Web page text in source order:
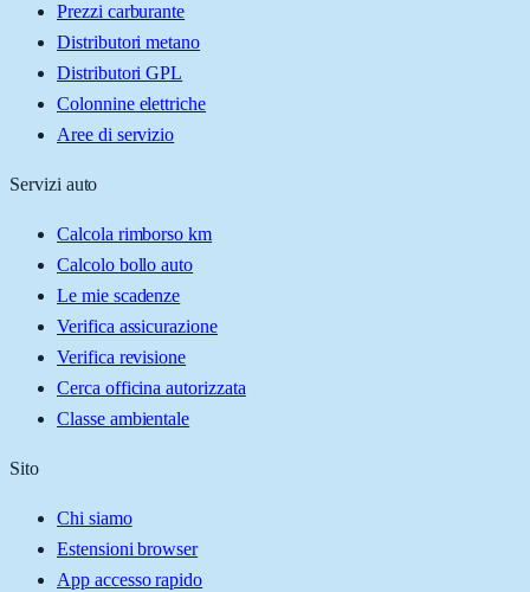
Prezzi carburante
Distributori metano
Distributori GPL
Colonnine elettriche
Aree di servizio
Servizi auto
Calcola rimborso km
Calcolo bollo auto
Le mie scadenze
Verifica assicurazione
Verifica revisione
Cerca officina autorizzata
Classe ambientale
Sito
Chi siamo
Estensioni browser
App accesso rapido